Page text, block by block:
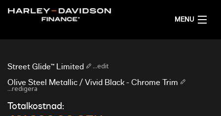
MENU
FÅ ETT FINANSIERINGSFÖRSLAG
Street Glide™ Limited ...edit
Olive Steel Metallic / Vivid Black - Chrome Trim
...redigera
Totalkostnad: